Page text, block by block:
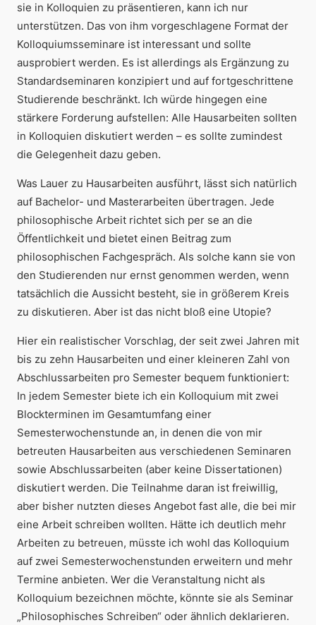
sie in Kolloquien zu präsentieren, kann ich nur
unterstützen. Das von ihm vorgeschlagene Format der
Kolloquiumsseminare ist interessant und sollte
ausprobiert werden. Es ist allerdings als Ergänzung zu
Standardseminaren konzipiert und auf fortgeschrittene
Studierende beschränkt. Ich würde hingegen eine
stärkere Forderung aufstellen: Alle Hausarbeiten sollten
in Kolloquien diskutiert werden – es sollte zumindest
die Gelegenheit dazu geben.
Was Lauer zu Hausarbeiten ausführt, lässt sich natürlich
auf Bachelor- und Masterarbeiten übertragen. Jede
philosophische Arbeit richtet sich per se an die
Öffentlichkeit und bietet einen Beitrag zum
philosophischen Fachgespräch. Als solche kann sie von
den Studierenden nur ernst genommen werden, wenn
tatsächlich die Aussicht besteht, sie in größerem Kreis
zu diskutieren. Aber ist das nicht bloß eine Utopie?
Hier ein realistischer Vorschlag, der seit zwei Jahren mit
bis zu zehn Hausarbeiten und einer kleineren Zahl von
Abschlussarbeiten pro Semester bequem funktioniert:
In jedem Semester biete ich ein Kolloquium mit zwei
Blockterminen im Gesamtumfang einer
Semesterwochenstunde an, in denen die von mir
betreuten Hausarbeiten aus verschiedenen Seminaren
sowie Abschlussarbeiten (aber keine Dissertationen)
diskutiert werden. Die Teilnahme daran ist freiwillig,
aber bisher nutzten dieses Angebot fast alle, die bei mir
eine Arbeit schreiben wollten. Hätte ich deutlich mehr
Arbeiten zu betreuen, müsste ich wohl das Kolloquium
auf zwei Semesterwochenstunden erweitern und mehr
Termine anbieten. Wer die Veranstaltung nicht als
Kolloquium bezeichnen möchte, könnte sie als Seminar
„Philosophisches Schreiben“ oder ähnlich deklarieren.